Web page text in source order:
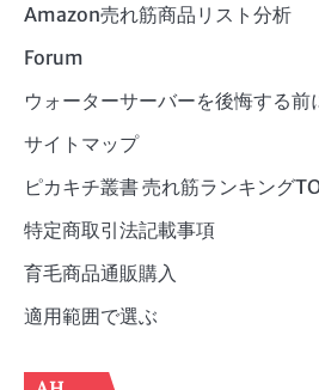
Amazon売れ筋商品リスト分析
Forum
ウォーターサーバーを後悔する前
サイトマップ
ピカキチ叢書 売れ筋ランキング
特定商取引法記載事項
育毛商品通販購入
適用範囲で選ぶ